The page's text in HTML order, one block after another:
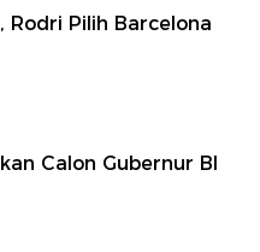
Rodri Pilih Barcelona
Calon Gubernur BI